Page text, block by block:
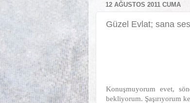
12 AĞUSTOS 2011 CUMA
Güzel Evlat; sana
Konuşmuyorum evet,
bekliyorum. Şaşırıyorum